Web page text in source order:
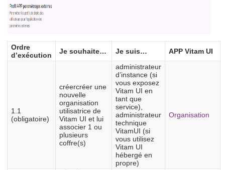
Ordre
d’exécution
Je souhaite… Je suis… APP Vitam UI
1.1
(obligatoire)
créercréer une
nouvelle
organisation
utilisatrice de
Vitam UI et lui
associer 1 ou
plusieurs
coffre(s)
administrateur
d’instance (si
vous exposez
Vitam UI en
tant que
service),
administrateur
technique
VitamUI (si
vous utilisez
Vitam UI
hébergé en
propre)
Organisation